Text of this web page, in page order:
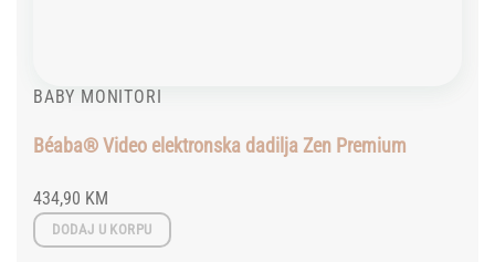
BABY MONITORI
Béaba® Video elektronska dadilja Zen Premium
434,90 KM
DODAJ U KORPU